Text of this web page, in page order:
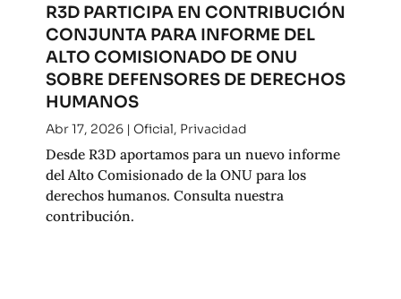
R3D PARTICIPA EN CONTRIBUCIÓN
CONJUNTA PARA INFORME DEL
ALTO COMISIONADO DE ONU
SOBRE DEFENSORES DE DERECHOS
HUMANOS
Abr 17, 2026| Oficial, Privacidad
Desde R3D aportamos para un nuevo informe
del Alto Comisionado de la ONU para los
derechos humanos. Consulta nuestra
contribución.